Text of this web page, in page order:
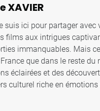
XAVIER
suis ici pour partager
films aux intrigues
immanquables. Mais
que dans le reste du
éclairées et des
culturel riche en